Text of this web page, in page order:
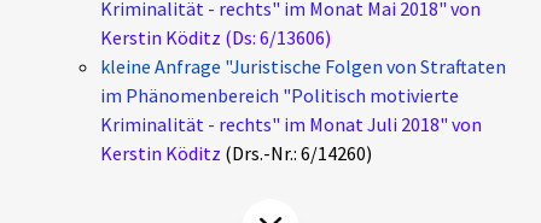
chronik.LE in der Presse
Kriminalität - rechts" im Monat Mai 2018" von
Kerstin Köditz (Ds: 6/13606)
kleine Anfrage "Juristische Folgen von Straftaten
im Phänomenbereich "Politisch motivierte
Kriminalität - rechts" im Monat Juli 2018" von
Kerstin Köditz (Drs.-Nr.: 6/14260)